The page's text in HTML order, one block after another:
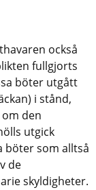
också
fullgjorts
böter utgått
i stånd,
den
utgick
böter som alltså
de
skyldigheter.